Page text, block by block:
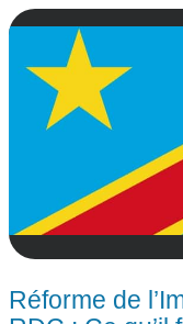
Réforme de